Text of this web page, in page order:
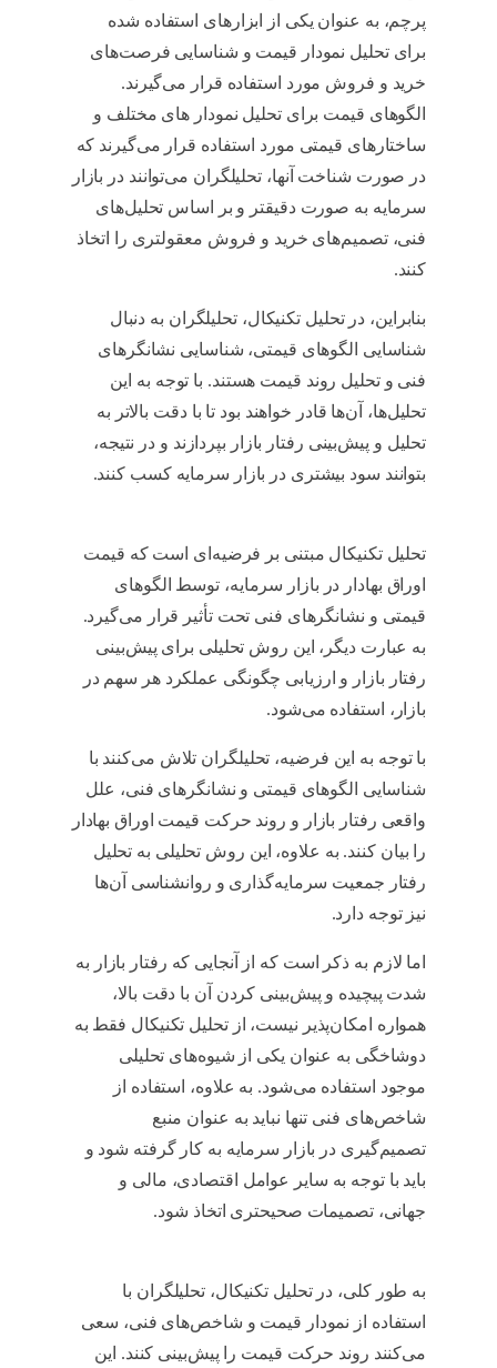
پرچم، به عنوان یکی از ابزارهای استفاده شده
برای تحلیل نمودار قیمت و شناسایی فرصت‌های
خرید و فروش مورد استفاده قرار می‌گیرند.
الگوهای قیمت برای تحلیل نمودار های مختلف و
ساختارهای قیمتی مورد استفاده قرار می‌گیرند که
در صورت شناخت آنها، تحلیلگران می‌توانند در بازار
سرمایه به صورت دقیقتر و بر اساس تحلیل‌های
فنی، تصمیم‌های خرید و فروش معقولتری را اتخاذ
کنند.
بنابراین، در تحلیل تکنیکال، تحلیلگران به دنبال
شناسایی الگوهای قیمتی، شناسایی نشانگرهای
فنی و تحلیل روند قیمت هستند. با توجه به این
تحلیل‌ها، آن‌ها قادر خواهند بود تا با دقت بالاتر به
تحلیل و پیش‌بینی رفتار بازار بپردازند و در نتیجه،
بتوانند سود بیشتری در بازار سرمایه کسب کنند.
تحلیل تکنیکال مبتنی بر فرضیه‌ای است که قیمت
اوراق بهادار در بازار سرمایه، توسط الگوهای
قیمتی و نشانگرهای فنی تحت تأثیر قرار می‌گیرد.
به عبارت دیگر، این روش تحلیلی برای پیش‌بینی
رفتار بازار و ارزیابی چگونگی عملکرد هر سهم در
بازار، استفاده می‌شود.
با توجه به این فرضیه، تحلیلگران تلاش می‌کنند با
شناسایی الگوهای قیمتی و نشانگرهای فنی، علل
واقعی رفتار بازار و روند حرکت قیمت اوراق بهادار
را بیان کنند. به علاوه، این روش تحلیلی به تحلیل
رفتار جمعیت سرمایه‌گذاری و روانشناسی آن‌ها
نیز توجه دارد.
اما لازم به ذکر است که از آنجایی که رفتار بازار به
شدت پیچیده و پیش‌بینی کردن آن با دقت بالا،
همواره امکان‌پذیر نیست، از تحلیل تکنیکال فقط به
دوشاخگی به عنوان یکی از شیوه‌های تحلیلی
موجود استفاده می‌شود. به علاوه، استفاده از
شاخص‌های فنی تنها نباید به عنوان منبع
تصمیم‌گیری در بازار سرمایه به کار گرفته شود و
باید با توجه به سایر عوامل اقتصادی، مالی و
جهانی، تصمیمات صحیحتری اتخاذ شود.
به طور کلی، در تحلیل تکنیکال، تحلیلگران با
استفاده از نمودار قیمت و شاخص‌های فنی، سعی
می‌کنند روند حرکت قیمت را پیش‌بینی کنند. این